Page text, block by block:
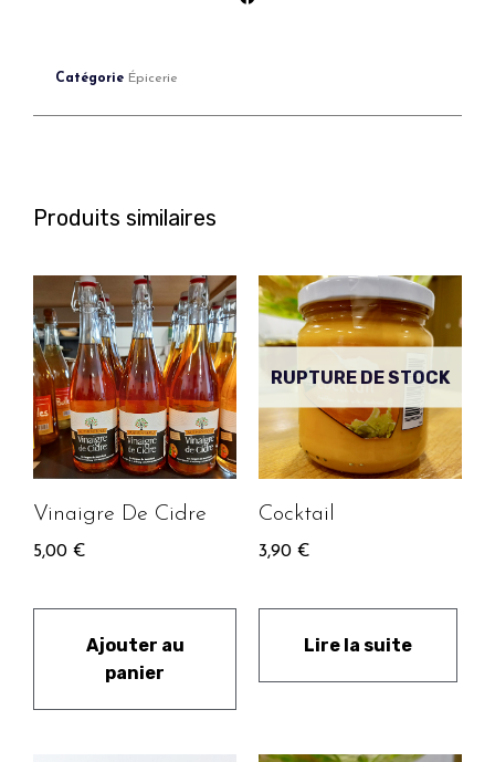
Catégorie Épicerie
Produits similaires
Vinaigre De Cidre
5,00 €
Ajouter au
panier
RUPTURE DE STOCK
Cocktail
3,90 €
Lire la suite